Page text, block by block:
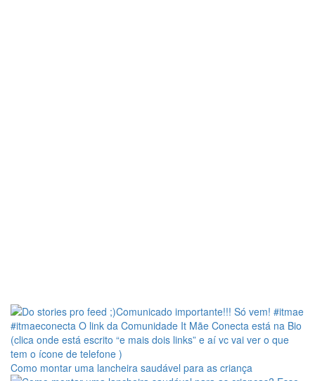
Como montar uma lancheira saudável para as criança